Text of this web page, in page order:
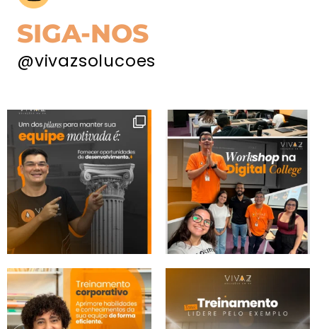
SIGA-NOS
@vivazsolucoes